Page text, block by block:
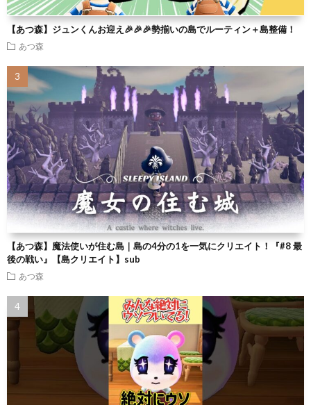
【あつ森】ジュンくんお迎え🎉🎉🎉勢揃いの島でルーティン＋島整備！
あつ森
【あつ森】魔法使いが住む島｜島の4分の1を一気にクリエイト！『#8 最
後の戦い』【島クリエイト】sub
あつ森